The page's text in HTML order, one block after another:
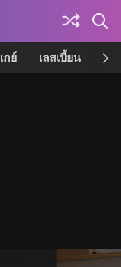
เกย์ เลสเบี้ยน เค